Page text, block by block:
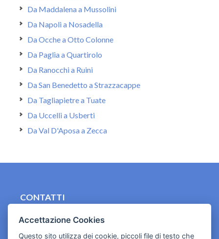
Da Maddalena a Mussolini
Da Napoli a Nosadella
Da Ocche a Otto Colonne
Da Paglia a Quartirolo
Da Ranocchi a Ruini
Da San Benedetto a Strazzacappe
Da Tagliapietre a Tuate
Da Uccelli a Usberti
Da Val D'Aposa a Zecca
CONTATTI
Cookies e informativa privacy
Accettazione Cookies
Questo sito utilizza dei cookie, piccoli file di testo che